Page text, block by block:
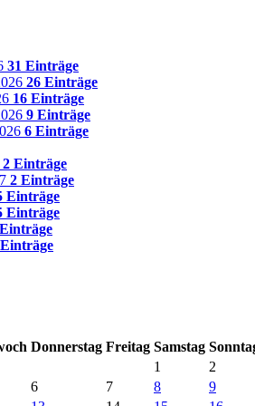
31 Einträge
26 Einträge
16 Einträge
9 Einträge
6 Einträge
2 Einträge
2 Einträge
Einträge
Einträge
Donnerstag Freitag Samstag So
1
2
6 7 8
9